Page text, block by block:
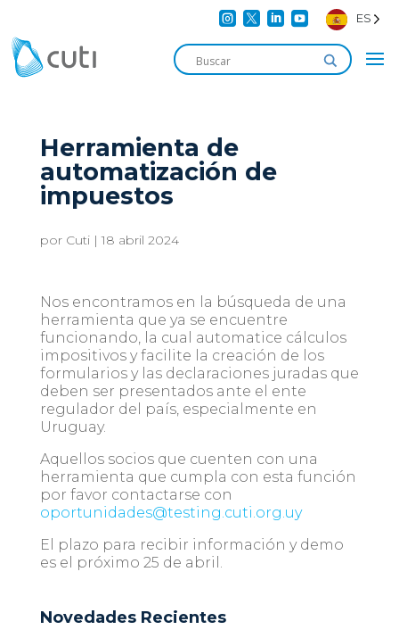
    ES
Herramienta de
automatización de
impuestos
por Cuti|18 abril 2024
Nos encontramos en la búsqueda de una
herramienta que ya se encuentre
funcionando, la cual automatice cálculos
impositivos y facilite la creación de los
formularios y las declaraciones juradas que
deben ser presentados ante el ente
regulador del país, especialmente en
Uruguay.
Aquellos socios que cuenten con una
herramienta que cumpla con esta función
por favor contactarse con
oportunidades@testing.cuti.org.uy
El plazo para recibir información y demo
es el próximo 25 de abril.
Novedades Recientes